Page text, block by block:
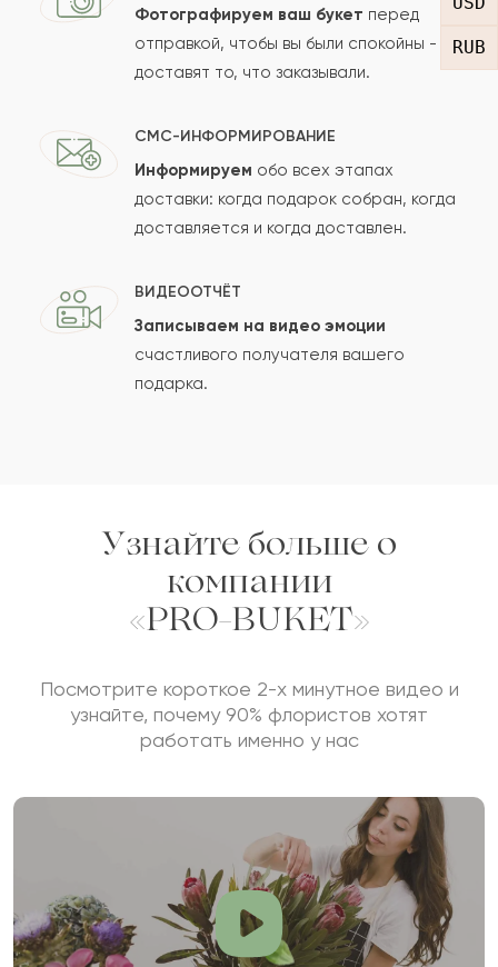
RUB
Оставить свой отзыв
Ваше имя
Рейтинг:
Сколько будет+?
ОСТАВИТЬ ОТЗЫВ
Фотографируем ваш букет перед
отправкой, чтобы вы были спокойны -
доставят то, что заказывали.
СМС-ИНФОРМИРОВАНИЕ
Информируем обо всех этапах
доставки: когда подарок собран, когда
доставляется и когда доставлен.
ВИДЕООТЧЁТ
Записываем на видео эмоции
счастливого получателя вашего
подарка.
Узнайте больше о
компании
«PRO-BUKET»
Посмотрите короткое 2-х минутное видео и
узнайте, почему 90% флористов хотят
работать именно у нас